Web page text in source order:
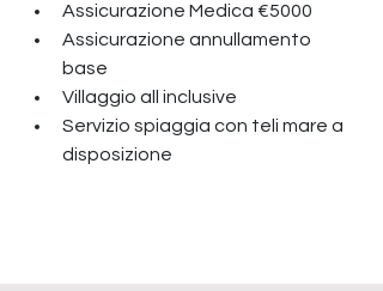
Assicurazione Medica €5000
Assicurazione annullamento
base
Villaggio all inclusive
Servizio spiaggia con teli mare a
disposizione